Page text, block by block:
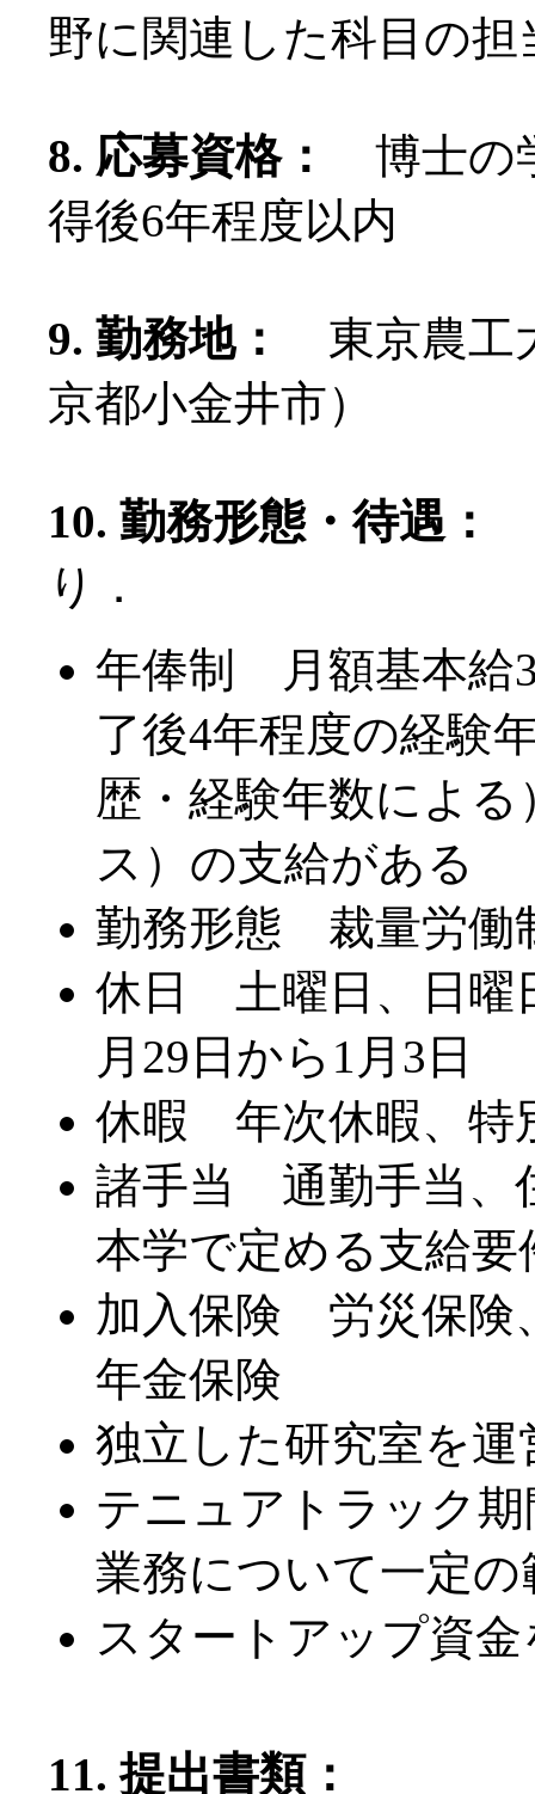
野に関連した科目の
8. 応募資格：
博士の
得後6年程度以内
9. 勤務地：
東京農工
京都小金井市）
10. 勤務形態・待遇：
り．
年俸制 月額基本給
了後4年程度の経験
歴・経験年数によ
ス）の支給がある
勤務形態 裁量労働
休日 土曜日、日曜
月29日から1月3日
休暇 年次休暇、特
諸手当 通勤手当、
本学で定める支給
加入保険 労災保険
年金保険
独立した研究室を運
テニュアトラック
業務について一定
スタートアップ資
11. 提出書類：